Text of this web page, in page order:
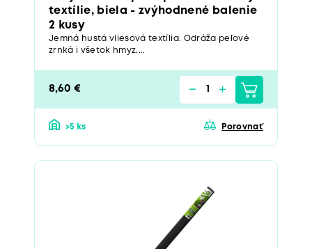
textílie, biela - zvýhodnené balenie
2 kusy
Jemná hustá vliesová textília. Odráža peľové
zrnká i všetok hmyz....
8,60 €
>5 ks Porovnať